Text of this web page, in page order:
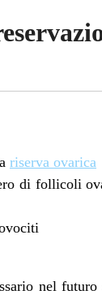
riserva ovarica
di follicoli
nel futuro